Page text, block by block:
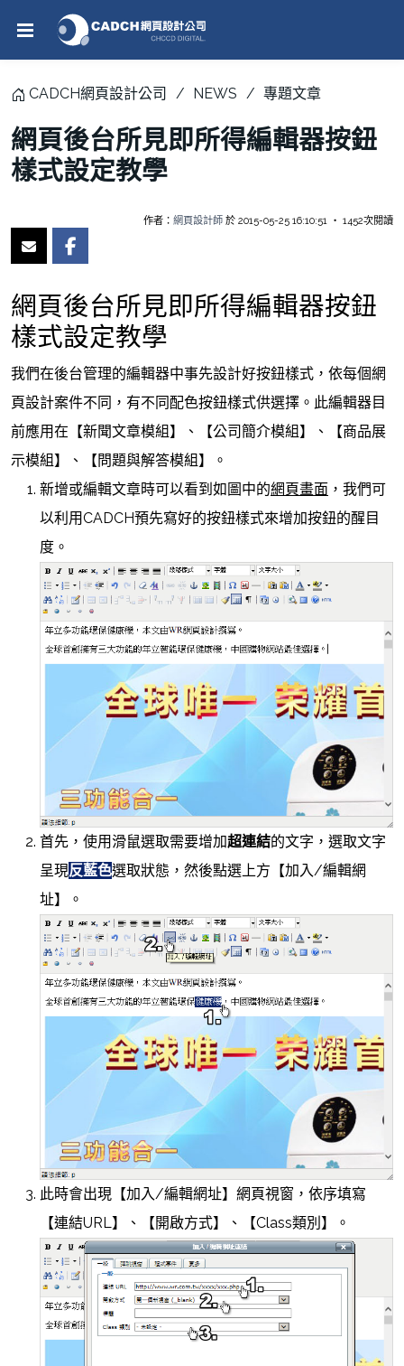
CADCH網頁設計公司 NEWS 專題文章
網頁後台所見即所得編輯器按鈕
樣式設定教學
作者： 網頁設計師 於 2015-05-25 16:10:51 ‧ 1452次閱讀
網頁後台所見即所得編輯器按鈕
樣式設定教學
我們在後台管理的編輯器中事先設計好按鈕樣式，依每個網
頁設計案件不同，有不同配色按鈕樣式供選擇。 此編輯器目
前應用在【新聞文章模組】、【公司簡介模組】、【商品展
示模組】、【問題與解答模組】。
新增或編輯文章時可以看到如圖中的網頁畫面 ，我們可
以利用CADCH預先寫好的按鈕樣式來增加按鈕的醒目
度。
首先，使用滑鼠選取需要增加超連結的文字，選取文字
呈現反藍色選取狀態，然後點選上方【加入/編輯網
址】。
此時會出現【加入/編輯網址】網頁視窗，依序填寫
【連結URL】、【開啟方式】、【Class類別】。